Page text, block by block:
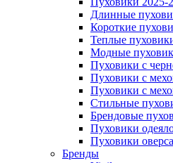
Длинные
Короткие
Теплые
Модные
Пуховики с
Пуховики с
Пуховики с
Стильные
Брендовые
Пуховики
Пуховики
Бренды